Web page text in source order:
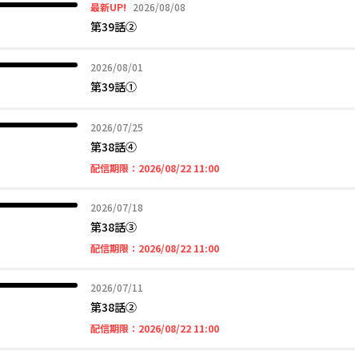
最新UP! 2026/08/08
2026年08月08日
第39話➁
2026/08/01
2026年08月01日
第39話①
2026/07/25
2026年07月25日
第38話④
配信期限： 2026/08/22 11:002026年08月22日 11時00分
2026/07/18
2026年07月18日
第38話③
配信期限： 2026/08/22 11:002026年08月22日 11時00分
2026/07/11
2026年07月11日
第38話➁
配信期限： 2026/08/22 11:002026年08月22日 11時00分